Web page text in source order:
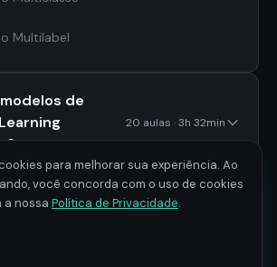
Multilabel
de
20 aulas · 3h 32min
Linear em dados
3 aulas · 1h 3min
para melhorar sua experiência. Ao
você concorda com o uso de cookies
a nossa Política de Privacidade.